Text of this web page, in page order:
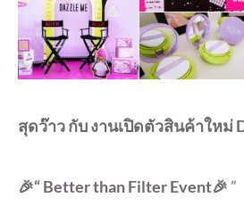
สุดว๊าว กับ งานเปิดตัวสินค้าใหม่
🎉“ Better than Filter Event🎉 ”